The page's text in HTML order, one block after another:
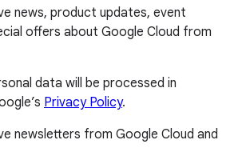
news, product updates, event
offers about Google Cloud from
data will be processed in
Privacy Policy.
newsletters from Google Cloud and